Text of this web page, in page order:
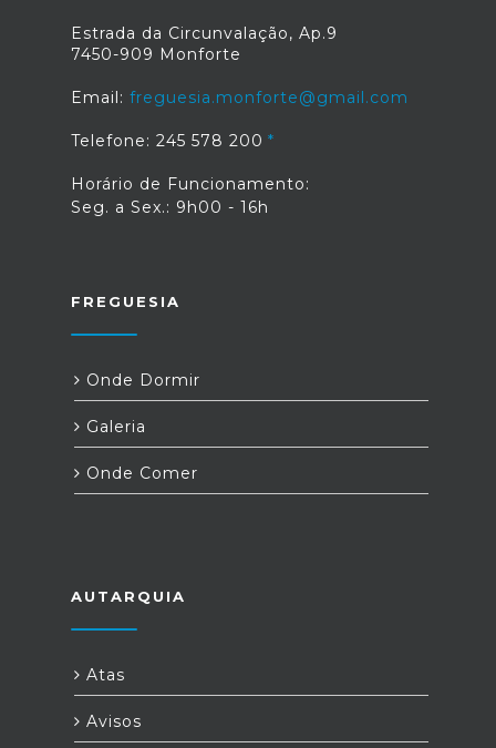
Estrada da Circunvalação, Ap.9
7450-909 Monforte
Email: freguesia.monforte@gmail.com
Telefone: 245 578 200
Horário de Funcionamento:
Seg. a Sex.: 9h00 - 16h
FREGUESIA
Onde Dormir
Galeria
Onde Comer
AUTARQUIA
Atas
Avisos